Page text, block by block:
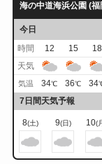
海の中道海浜公園 (
今日
時間
12 15 18
天気
気温 34℃ 36℃ 34
7日間天気予報
8(土) 9(日) 10(